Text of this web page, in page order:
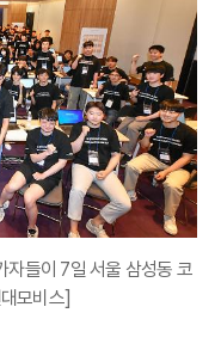
들이 7일 서울 삼성동 코
모비스]